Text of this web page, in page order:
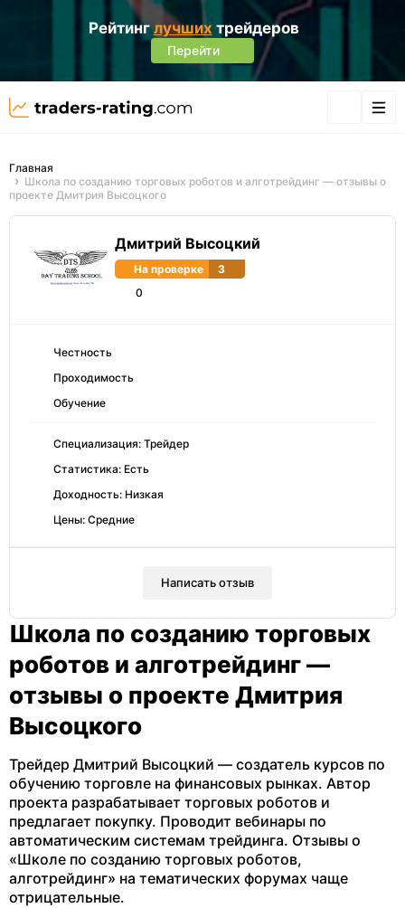
Рейтинглучших трейдеров
Перейти
Главная
Школа по созданию торговых роботов и алготрейдинг — отзывы о
проекте Дмитрия Высоцкого
Дмитрий Высоцкий
На проверке
3
0
Честность
Проходимость
Обучение
Специализация: Трейдер
Статистика: Есть
Доходность: Низкая
Цены: Средние
Написать отзыв
Школа по созданию торговых
роботов и алготрейдинг —
отзывы о проекте Дмитрия
Высоцкого
Трейдер Дмитрий Высоцкий — создатель курсов по
обучению торговле на финансовых рынках. Автор
проекта разрабатывает торговых роботов и
предлагает покупку. Проводит вебинары по
автоматическим системам трейдинга. Отзывы о
«Школе по созданию торговых роботов,
алготрейдинг» на тематических форумах чаще
отрицательные.